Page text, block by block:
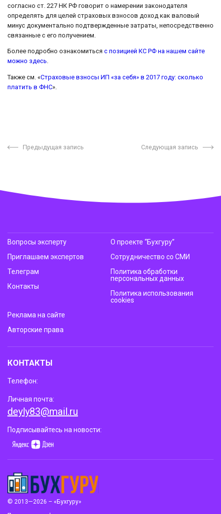
согласно ст. 227 НК РФ говорит о намерении законодателя
определять для целей страховых взносов доход как валовый
минус документально подтвержденные затраты, непосредственно
связанные с его получением.
Более подробно ознакомиться с позицией КС РФ на нашем сайте
можно здесь.
Также см. «Страховые взносы ИП «за себя» в 2017 году: сколько
платить в ФНС».
Предыдущая запись Следующая запись
© 2013—2026 – «Бухгуру»
Вопросы эксперту
Приглашаем экспертов
Телеграм
Контакты
О проекте “Бухгуру”
Сотрудничество со СМИ
Политика обработки
персональных данных
Политика использования
cookies
Реклама на сайте
Авторские права
КОНТАКТЫ
Телефон:
Личная почта:
deyly83@mail.ru
Подписывайтесь на новости: